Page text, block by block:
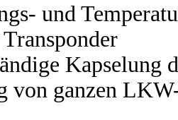
und
Kapselung
von ganzen